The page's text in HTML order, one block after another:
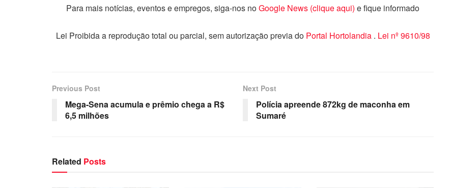
Para mais notícias, eventos e empregos, siga-nos noGoogle News (clique aqui) e fique informado
Lei Proibida a reprodução total ou parcial, sem autorização previa do Portal Hortolandia . Lei nº 9610/98
Previous Post
Mega-Sena acumula e prêmio chega a R$
6,5 milhões
Next Post
Polícia apreende 872kg de maconha em
Sumaré
Related Posts